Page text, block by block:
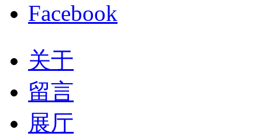
Facebook
关于
留言
展厅